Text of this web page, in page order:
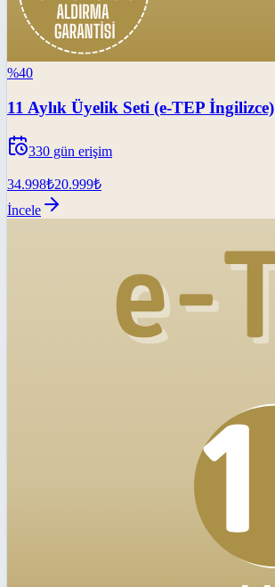
%40
11 Aylık Üyelik Seti (e-TEP İngilizce)
330 gün erişim
34.998₺20.999₺
İncele